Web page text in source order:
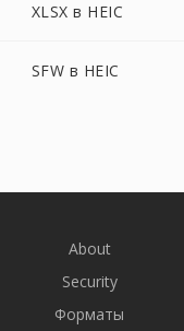
XLSX в HEIC
SFW в HEIC
About
Security
Форматы